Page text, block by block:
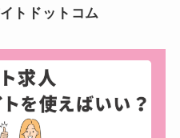
トドットコム